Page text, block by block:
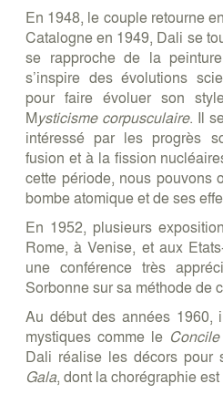
En 1948, le couple retourne
Catalogne en 1949, Dali se
se rapproche de la
s’inspire des évolutions
pour faire évoluer son
Mysticisme corpusculaire. Il
intéressé par les progrès
fusion et à la fission
cette période, nous pouvons
bombe atomique et de ses
En 1952, plusieurs
Rome, à Venise, et aux
une conférence très
Sorbonne sur sa méthode de
Au début des années 1960,
mystiques comme le
Dali réalise les décors pour
Gala, dont la chorégraphie